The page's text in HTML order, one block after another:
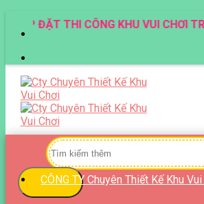
ĐẶT THI CÔNG KHU VUI CHƠI TRẺ
Tìm
kiếm:
CÔNG TY Chuyên Thiết Kế Khu